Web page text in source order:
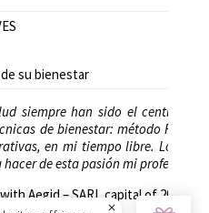
su bienestar
siempre han sido el centro de
de bienestar: método
en mi tiempo libre. Los
de esta pasión mi profesión. »
Aegid – SARL capital of 20 000 €